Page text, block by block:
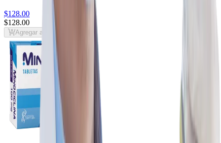
$128.00
$128.00
Agregar al carrito